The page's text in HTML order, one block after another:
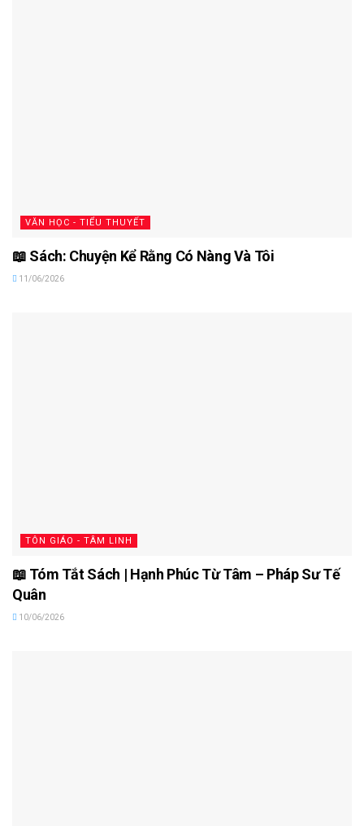
VĂN HỌC - TIỂU THUYẾT
📖 Sách: Chuyện Kể Rằng Có Nàng Và Tôi
11/06/2026
TÔN GIÁO - TÂM LINH
📖 Tóm Tắt Sách | Hạnh Phúc Từ Tâm – Pháp Sư Tế
Quân
10/06/2026